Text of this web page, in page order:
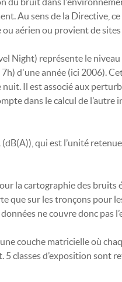
Au sens de la Directive,
aérien ou provient de
Night) représente le
d'une année (ici 2006).
Il est associé aux
dans le calcul de
qui est l’unité
la cartographie des bruits
que sur les tronçons pour
ne couvre donc pas
couche matricielle où
5 classes d’exposition sont